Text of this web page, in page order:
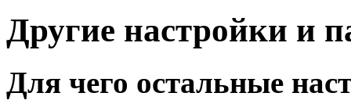
Другие настройки и
Для чего остальные